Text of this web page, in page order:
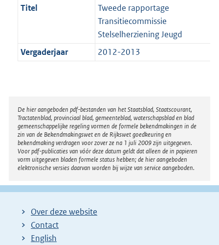
Titel
Tweede rapportage
Transitiecommissie
Stelselherziening Jeugd
Vergaderjaar
2012-2013
Disclaimer
De hier aangeboden pdf-bestanden van het Staatsblad, Staatscourant,
Tractatenblad, provinciaal blad, gemeenteblad, waterschapsblad en blad
gemeenschappelijke regeling vormen de formele bekendmakingen in de
zin van de Bekendmakingswet en de Rijkswet goedkeuring en
bekendmaking verdragen voor zover ze na 1 juli 2009 zijn uitgegeven.
Voor pdf-publicaties van vóór deze datum geldt dat alleen de in papieren
vorm uitgegeven bladen formele status hebben; de hier aangeboden
elektronische versies daarvan worden bij wijze van service aangeboden.
Over deze website
Contact
English